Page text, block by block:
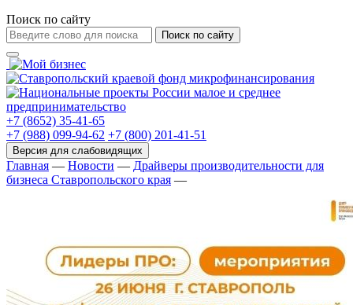
Поиск по сайту
Поиск по сайту
+7 (8652) 35-41-65
+7 (988) 099-94-62 +7 (800) 201-41-51
Главная — Новости — Драйверы производительности для
бизнеса Ставропольского края —